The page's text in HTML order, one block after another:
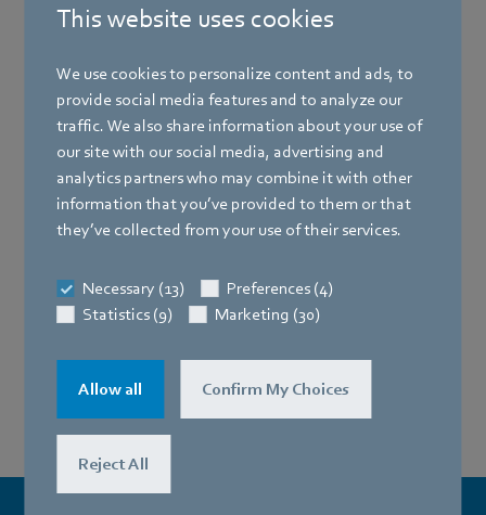
This website uses cookies
We use cookies to personalize content and ads, to
provide social media features and to analyze our
traffic. We also share information about your use of
our site with our social media, advertising and
analytics partners who may combine it with other
information that you’ve provided to them or that
they’ve collected from your use of their services.
Necessary (13)
Preferences (4)
Statistics (9)
Marketing (30)
Allow all Confirm My Choices
Reject All
Sustainability Development Goals (SDGs)
Jedes neu entwickelte Produkt muss seinen
Vorgänger aus ökonomischer und ökologischer
Gerhard Sturm
Unternehmensgründer (1963)